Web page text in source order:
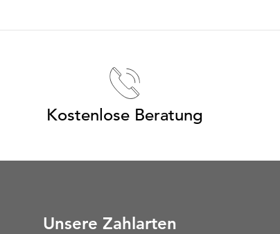
Kostenlose Beratung
Unsere Zahlarten